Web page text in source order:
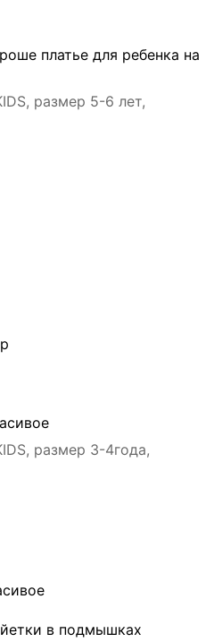
платье для ребенка на
размер 5-6 лет,
размер 3-4года,
в подмышках